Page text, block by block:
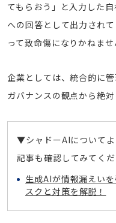
てもらおう」と入力した
への回答として出力され
って致命傷になりかねませ
企業としては、統合的に
ガバナンスの観点から絶対
▼シャドーAIについて
記事も確認してみてくだ
生成AIが情報漏えい
スクと対策を解説！